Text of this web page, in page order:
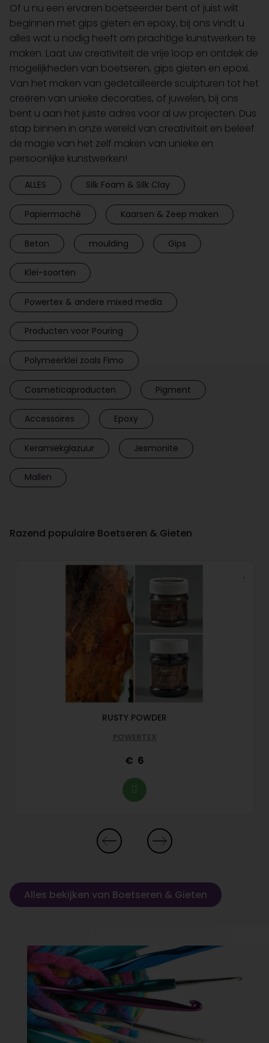
Of u nu een ervaren boetseerder bent of juist wilt
beginnen met gips gieten en epoxy, bij ons vindt u
alles wat u nodig heeft om prachtige kunstwerken te
maken. Laat uw creativiteit de vrije loop en ontdek de
mogelijkheden van boetseren, gips gieten en epoxi.
Van het maken van gedetailleerde sculpturen tot het
creëren van unieke decoraties, of juwelen, bij ons
bent u aan het juiste adres voor al uw projecten. Dus
stap binnen in onze wereld van creativiteit en beleef
de magie van het zelf maken van unieke en
persoonlijke kunstwerken!
ALLES Silk Foam & Silk Clay
Papiermaché Kaarsen & Zeep maken
Beton moulding Gips
Klei-soorten
Powertex & andere mixed media
Producten voor Pouring
Polymeerklei zoals Fimo
Cosmeticaproducten Pigment
Accessoires Epoxy
Keramiekglazuur Jesmonite
Mallen
Razend populaire Boetseren & Gieten
RUSTY POWDER
POWERTEX
6
Alles bekijken van Boetseren & Gieten